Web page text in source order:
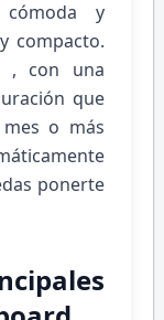
cómoda y
compacto.
, con una
que
o más
ponerte